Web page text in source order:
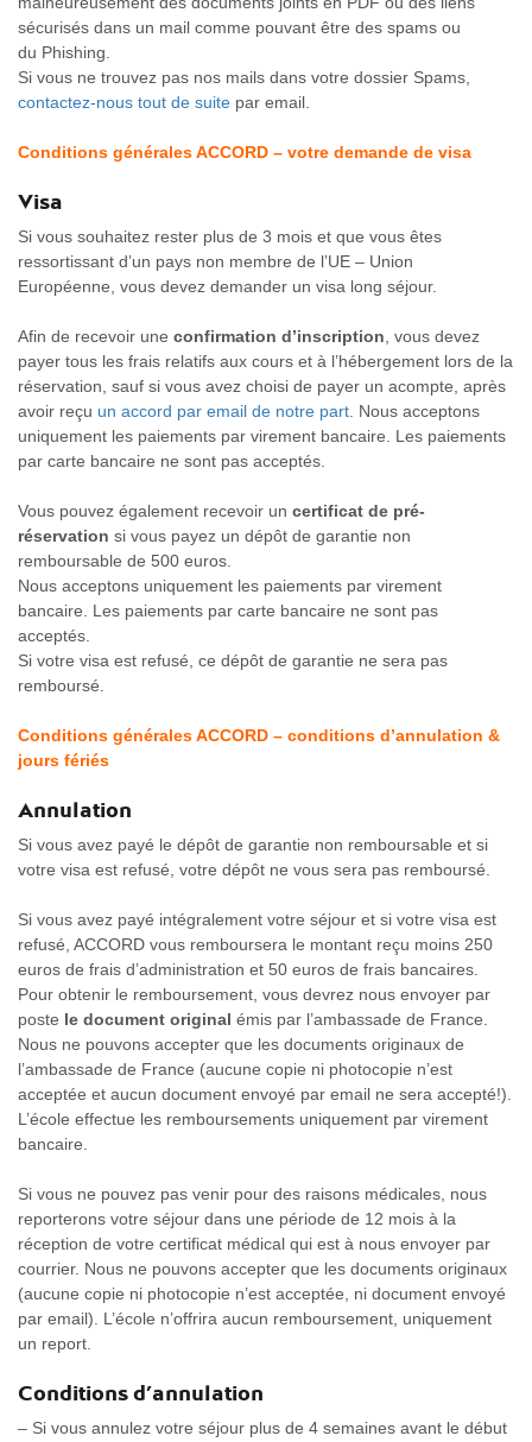
sécurisés dans un mail comme pouvant être des spams ou
du Phishing.
Si vous ne trouvez pas nos mails dans votre dossier Spams,
contactez-nous tout de suite par email.
Conditions générales ACCORD – votre demande de visa
Visa
Si vous souhaitez rester plus de 3 mois et que vous êtes
ressortissant d’un pays non membre de l’UE – Union
Européenne, vous devez demander un visa long séjour.
Afin de recevoir une confirmation d’inscription , vous devez
payer tous les frais relatifs aux cours et à l’hébergement lors de la
réservation, sauf si vous avez choisi de payer un acompte, après
avoir reçu un accord par email de notre part . Nous acceptons
uniquement les paiements par virement bancaire. Les paiements
par carte bancaire ne sont pas acceptés.
Vous pouvez également recevoir un certificat de pré-
réservation si vous payez un dépôt de garantie non
remboursable de 500 euros.
Nous acceptons uniquement les paiements par virement
bancaire. Les paiements par carte bancaire ne sont pas
acceptés.
Si votre visa est refusé, ce dépôt de garantie ne sera pas
remboursé.
Conditions générales ACCORD – conditions d’annulation &
jours fériés
Annulation
Si vous avez payé le dépôt de garantie non remboursable et si
votre visa est refusé, votre dépôt ne vous sera pas remboursé.
Si vous avez payé intégralement votre séjour et si votre visa est
refusé, ACCORD vous remboursera le montant reçu moins 250
euros de frais d’administration et 50 euros de frais bancaires.
Pour obtenir le remboursement, vous devrez nous envoyer par
poste le document original émis par l’ambassade de France.
Nous ne pouvons accepter que les documents originaux de
l’ambassade de France (aucune copie ni photocopie n’est
acceptée et aucun document envoyé par email ne sera accepté!).
L’école effectue les remboursements uniquement par virement
bancaire.
Si vous ne pouvez pas venir pour des raisons médicales, nous
reporterons votre séjour dans une période de 12 mois à la
réception de votre certificat médical qui est à nous envoyer par
courrier. Nous ne pouvons accepter que les documents originaux
(aucune copie ni photocopie n’est acceptée, ni document envoyé
par email). L’école n’offrira aucun remboursement, uniquement
un report.
Conditions d’annulation
– Si vous annulez votre séjour plus de 4 semaines avant le début